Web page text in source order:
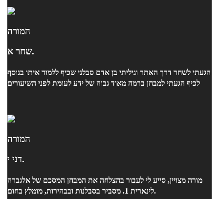
המורה
שחר א.
הגעתי לשחר דרך האתר וגיליתי בן אדם סבלני שכיף ללמוד איתו בנוסף
לכיף הגעתי למבחן ברמה מאוד גבוה של ידע לעומת לפני השיעורים
המורה
דני י.
מורה מצויין, סייע לי לעבור בהצלחה את המבחן המסכם של אלגברה
לינארית 1. מסביר בסבלנות ובבהירות, מומלץ בחום.